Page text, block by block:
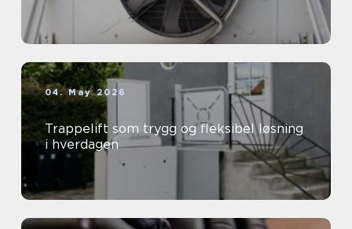
04. May 2026
Trappelift som trygg og fleksibel løsning
i hverdagen